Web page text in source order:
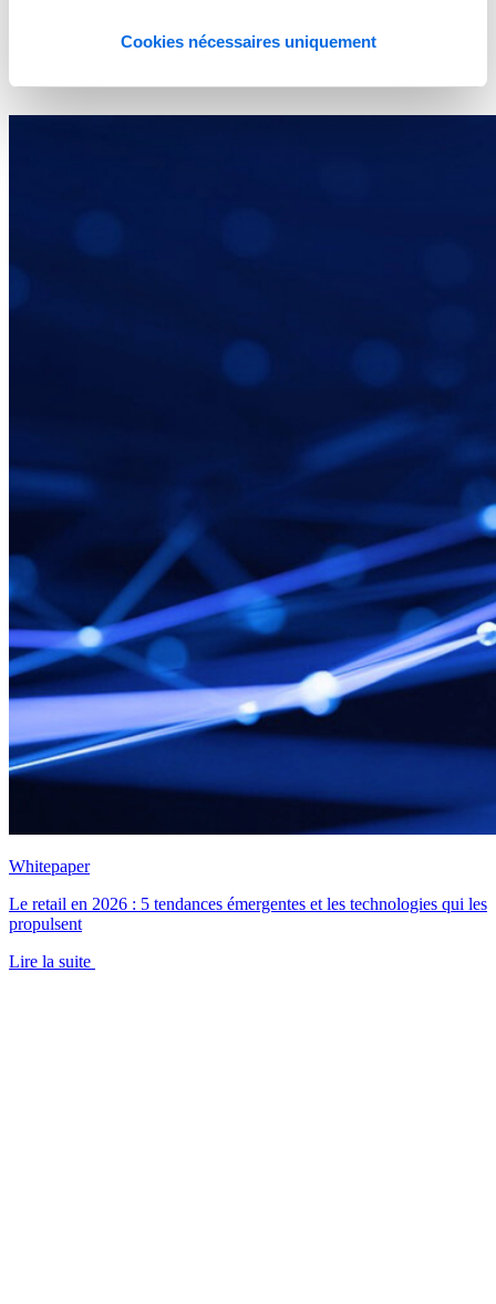
Cookies nécessaires uniquement
Whitepaper
Le retail en 2026 : 5 tendances émergentes et les technologies qui les
propulsent
Lire la suite